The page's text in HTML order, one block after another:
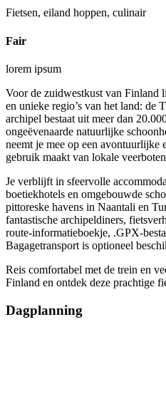
Fietsen, eiland hoppen, culinair
Fair
lorem ipsum
Voor de zuidwestkust van Finland
en unieke regio’s van het land: de
archipel bestaat uit meer dan
ongeëvenaarde natuurlijke
neemt je mee op een
gebruik maakt van lokale
Je verblijft in sfeervolle
boetiekhotels en omgebouwde
pittoreske havens in Naantali en
fantastische archipeldiners,
route-informatieboekje, .GPX-
Bagagetransport is optioneel
Reis comfortabel met de trein en
Finland en ontdek deze prachtige
Dagplanning